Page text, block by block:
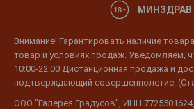
Внимание! Гарантировать наличие
товар и условиях продаж. Уведомляем,
10:00-22:00 Дистанционная продажа и
подтверждающий совершеннолетие.
ООО "Галерея Градусов", ИНН